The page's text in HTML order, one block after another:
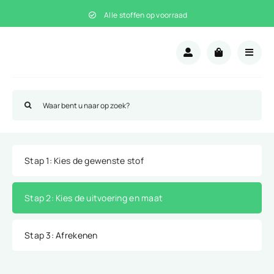
naar
Alle stoffen op voorraad
naar:
Stap 1: Kies de gewenste stof
Stap 2: Kies de uitvoering en maat
Stap 3: Afrekenen